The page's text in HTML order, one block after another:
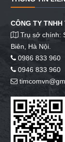
CÔNG TY TNHH
Trụ sở chính:
Biên, Hà Nội.
0986 833 960
0946 833 960